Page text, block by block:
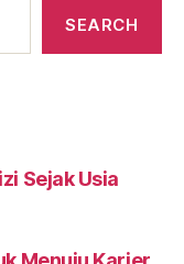
SEARCH
Sejak Usia